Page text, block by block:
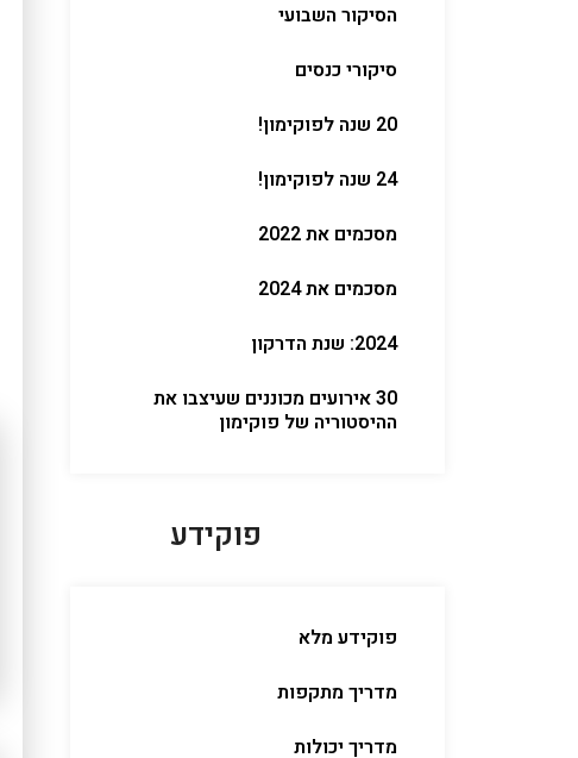
הסיקור השבועי
סיקורי כנסים
20 שנה לפוקימון!
24 שנה לפוקימון!
מסכמים את 2022
מסכמים את 2024
2024: שנת הדרקון
30 אירועים מכוננים שעיצבו את
ההיסטוריה של פוקימון
פוקידע
פוקידע מלא
מדריך מתקפות
מדריך יכולות